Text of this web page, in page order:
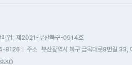
매업
제2021-부산북구-0914호
8126 주소 부산광역시 북구 금곡대로8번길 33,
)